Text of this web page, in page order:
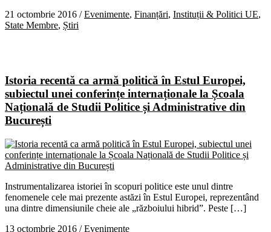
21 octombrie 2016 /Evenimente, Finanțări, Instituții & Politici UE,
State Membre, Știri
Istoria recentă ca armă politică în Estul Europei,
subiectul unei conferințe internaționale la Școala
Națională de Studii Politice și Administrative din
București
Instrumentalizarea istoriei în scopuri politice este unul dintre
fenomenele cele mai prezente astăzi în Estul Europei, reprezentând
una dintre dimensiunile cheie ale „războiului hibrid”. Peste […]
13 octombrie 2016 /Evenimente